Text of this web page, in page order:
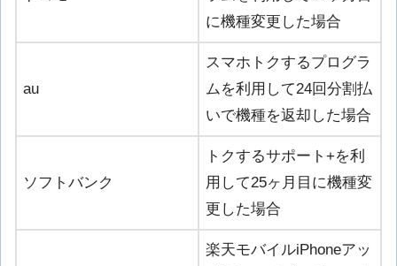
に機種変更した場合
au
スマホトクするプログラ
ムを利用して24回分割払
いで機種を返却した場合
ソフトバンク
トクするサポート+を利
用して25ヶ月目に機種変
更した場合
楽天モバイルiPhoneアッ